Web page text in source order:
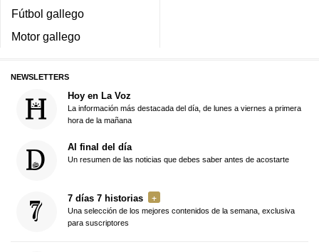
Fútbol gallego
Motor gallego
NEWSLETTERS
Hoy en La Voz
La información más destacada del día, de lunes a viernes a primera
hora de la mañana
Al final del día
Un resumen de las noticias que debes saber antes de acostarte
7 días 7 historias
Una selección de los mejores contenidos de la semana, exclusiva
para suscriptores